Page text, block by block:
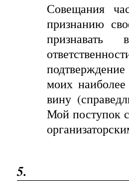
Совещания
признанию
признавать
моих
вину
Мой поступок
5.